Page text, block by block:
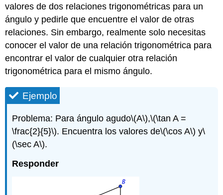
valores de dos relaciones trigonométricas para un
ángulo y pedirle que encuentre el valor de otras
relaciones. Sin embargo, realmente solo necesitas
conocer el valor de una relación trigonométrica para
encontrar el valor de cualquier otra relación
trigonométrica para el mismo ángulo.
Ejemplo
Problema: Para ángulo agudo\(A\),\(\tan A =
\frac{2}{5}\). Encuentra los valores de\(\cos A\) y\
(\sec A\).
Responder